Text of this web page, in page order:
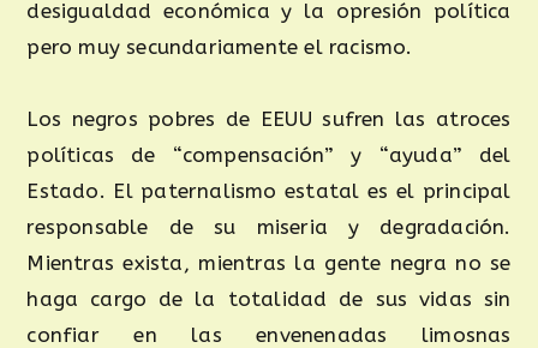
desigualdad económica y la opresión política
pero muy secundariamente el racismo.
Los negros pobres de EEUU sufren las atroces
políticas de “compensación” y “ayuda” del
Estado. El paternalismo estatal es el principal
responsable de su miseria y degradación.
Mientras exista, mientras la gente negra no se
haga cargo de la totalidad de sus vidas sin
confiar en las envenenadas limosnas